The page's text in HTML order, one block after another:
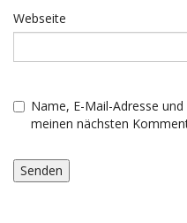
Webseite
Name, E-Mail-Adresse
meinen nächsten